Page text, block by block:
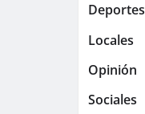
Deportes
Locales
Opinión
Sociales